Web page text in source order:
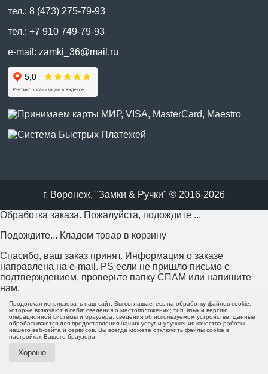
тел.:8 (473) 275-79-93
тел.:+7 910 749-79-93
e-mail: zamki_36@mail.ru
г. Воронеж, "Замки & Ручки" © 2016-2026
Продолжая использовать наш сайт, Вы соглашаетесь на обработку файлов cookie,
которые включают в себя: сведения о местоположении; тип, язык и версию
операционной системы и браузера; сведения об используемом устройстве. Данные
обрабатываются для предоставления наших услуг и улучшения качества работы
нашего веб-сайта и сервисов. Вы всегда можете отключить файлы cookie в
настройках Вашего браузера.
Хорошо
Обработка заказа. Пожалуйста, подождите ...
Подождите... Кладем товар в корзину
Спасибо, ваш заказ принят. Информация о заказе
направлена на e-mail. PS если не пришло письмо с
подтверждением, проверьте папку СПАМ или напишите
нам.
Возникла проблема с отправкой заказа. Пожалуйста,
попробуйте еще раз или напишите нам.
Пожалуйста, заполните все поля формы перед отправкой.
Минимальная сумма заказа - 0 руб.